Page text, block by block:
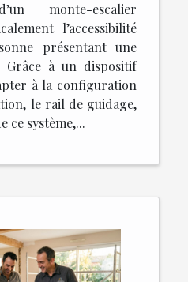
monte-escalier
l’accessibilité
présentant une
Grâce à un dispositif
à la configuration
le rail de guidage,
ce système,...